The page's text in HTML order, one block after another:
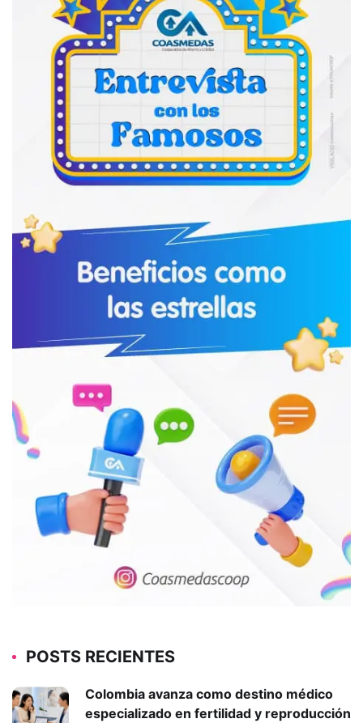
POSTS RECIENTES
Colombia avanza como destino médico
especializado en fertilidad y reproducción